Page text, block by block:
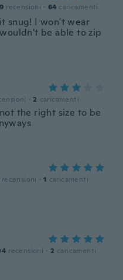
recensioni · 64 caricamenti
snug! I won't wear
be able to zip
· 2 caricamenti
the right size to be
recensioni · 1 caricamenti
recensioni · 2 caricamenti